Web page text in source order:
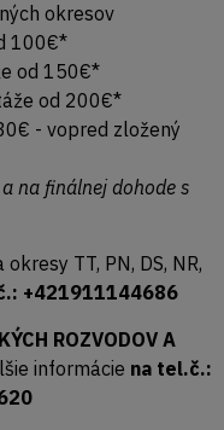
okresov
100€*
od 150€*
od 200€*
- vopred zložený
na finálnej dohode s
okresy TT, PN, DS, NR,
+421911144686
ROZVODOV A
informácie na tel.č.: